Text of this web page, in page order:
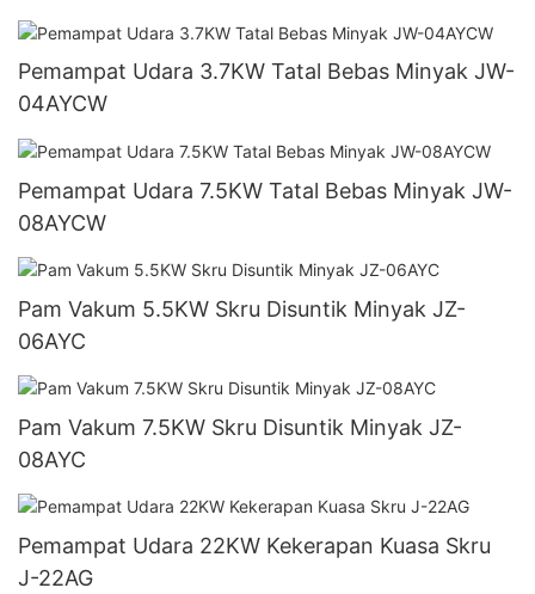
Pemampat Udara 3.7KW Tatal Bebas Minyak JW-
04AYCW
Pemampat Udara 7.5KW Tatal Bebas Minyak JW-
08AYCW
Pam Vakum 5.5KW Skru Disuntik Minyak JZ-
06AYC
Pam Vakum 7.5KW Skru Disuntik Minyak JZ-
08AYC
Pemampat Udara 22KW Kekerapan Kuasa Skru
J-22AG